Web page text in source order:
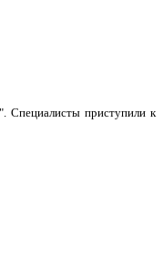
Специалисты приступили к